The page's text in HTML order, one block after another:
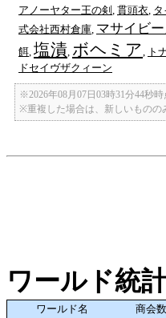
アノーヤター王の剣 貫頭衣 タ
式会社西村倉庫 マサイビ
餌 塩漬 ボヘミア ト
ドセイヴザクィーン
※2026年08月07日03時31分44秒
※重複した場合は、新しいものの
ワールド統
ワールド名 商会数